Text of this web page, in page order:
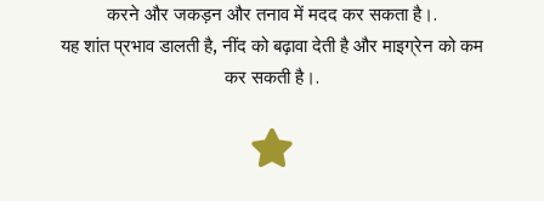
करने और जकड़न और तनाव में मदद कर सकता है।.
यह शांत प्रभाव डालती है, नींद को बढ़ावा देती है और माइग्रेन को कम
कर सकती है।.
